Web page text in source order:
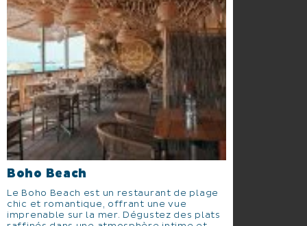
Boho Beach
Le Boho Beach est un restaurant de plage
chic et romantique, offrant une vue
imprenable sur la mer. Dégustez des plats